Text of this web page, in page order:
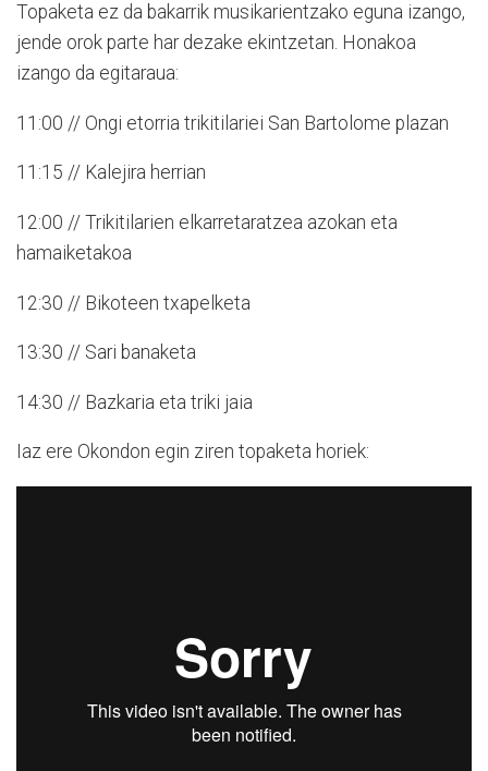
Topaketa ez da bakarrik musikarientzako eguna izango,
jende orok parte har dezake ekintzetan. Honakoa
izango da egitaraua:
11:00 // Ongi etorria trikitilariei San Bartolome plazan
11:15 // Kalejira herrian
12:00 // Trikitilarien elkarretaratzea azokan eta
hamaiketakoa
12:30 // Bikoteen txapelketa
13:30 // Sari banaketa
14:30 // Bazkaria eta triki jaia
Iaz ere Okondon egin ziren topaketa horiek: